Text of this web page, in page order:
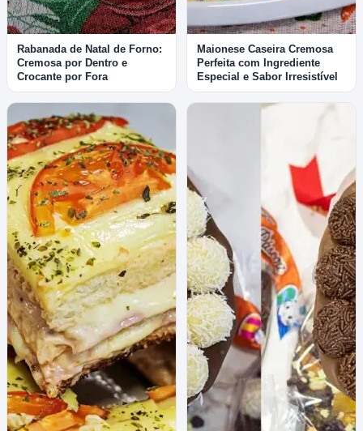
Rabanada de Natal de Forno:
Cremosa por Dentro e
Crocante por Fora
Maionese Caseira Cremosa
Perfeita com Ingrediente
Especial e Sabor Irresistível